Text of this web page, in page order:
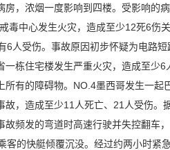
房，浓烟一度影响到四楼。受影响的
毒中心发生火灾，造成至少12死6伤
6人受伤。事故原因初步怀疑为电路
一栋住宅楼发生严重火灾，造成至少
所有的障碍物。NO.4墨西哥发生一
故，造成至少11人死亡、21人受伤
故频发的弯道时高速行驶并失控翻车
客的快艇倾覆沉没。经过约两小时紧